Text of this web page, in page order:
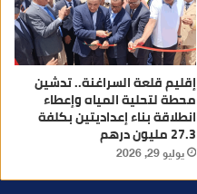
إقليم قلعة السراغنة.. تدشين
محطة لتحلية المياه وإعطاء
انطلاقة بناء إعداديتين بكلفة
27.3 مليون درهم
يوليو 29, 2026